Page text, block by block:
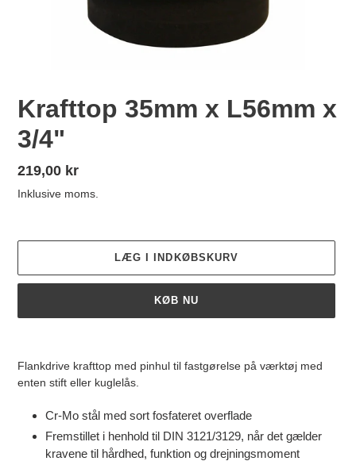
Krafttop 35mm x L56mm x
3/4"
Normalpris
219,00 kr
Inklusive moms.
LÆG I INDKØBSKURV
KØB NU
Flankdrive krafttop med pinhul til fastgørelse på værktøj med
enten stift eller kuglelås.
Cr-Mo stål med sort fosfateret overflade
Fremstillet i henhold til DIN 3121/3129, når det gælder
kravene til hårdhed, funktion og drejningsmoment